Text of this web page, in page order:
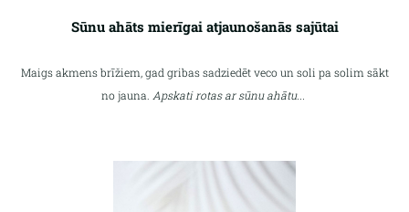
Sūnu ahāts mierīgai atjaunošanās sajūtai
Maigs akmens brīžiem, gad gribas sadziedēt veco un soli pa solim sākt
no jauna. Apskati rotas ar sūnu ahātu...